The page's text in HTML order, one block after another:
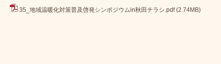
35_地域温暖化対策普及啓発シンポジウムin秋田チラシ.pdf (2.74MB)